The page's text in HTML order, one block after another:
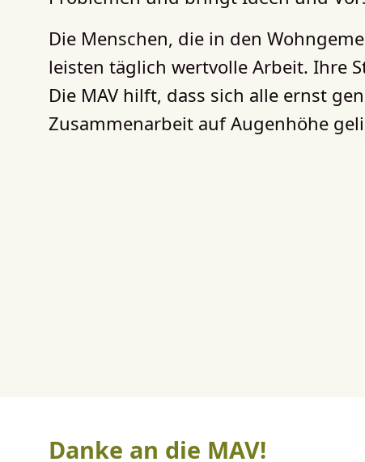
Die Menschen, die in den
leisten täglich wertvolle Arbeit. Ihre
Die MAV hilft, dass sich alle ernst
Zusammenarbeit auf Augenhöhe
Danke an die MAV!